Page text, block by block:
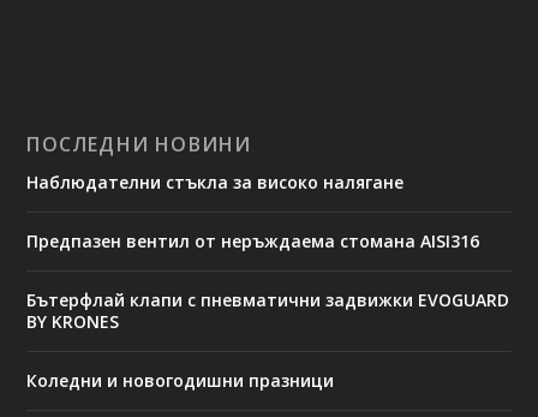
ПОСЛЕДНИ НОВИНИ
Наблюдателни стъкла за високо налягане
Предпазен вентил от неръждаема стомана AISI316
Бътерфлай клапи с пневматични задвижки EVOGUARD
BY KRONES
Коледни и новогодишни празници